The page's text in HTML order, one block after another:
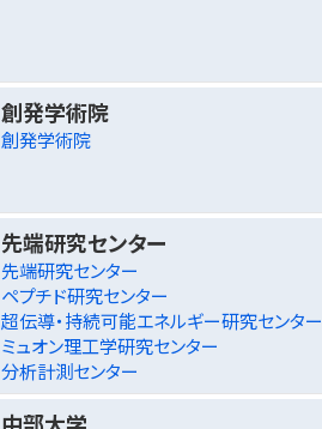
創発学術院
創発学術院
先端研究センター
先端研究センター
ペプチド研究センター
超伝導・持続可能エネルギー研究センター
ミュオン理工学研究センター
分析計測センター